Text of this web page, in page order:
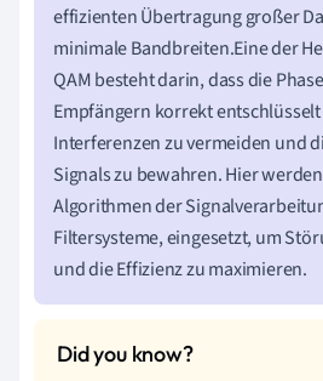
effizienten Übertragung großer
minimale Bandbreiten.Eine der
QAM besteht darin, dass die
Empfängern korrekt
Interferenzen zu vermeiden und
Signals zu bewahren. Hier
Algorithmen der
Filtersysteme, eingesetzt, um
und die Effizienz zu maximieren.